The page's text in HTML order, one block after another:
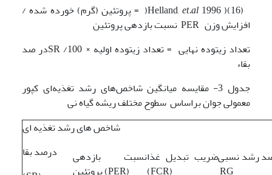
(16)( Helland,
et.al
1996( = پروتئین (گرم) خورده شده /
افزایش وزن PER نسبت بازدهی پروتئین
تعداد زیتوده نهایی = تعداد زیتوده اولیه × 100/ SRدر صد
بقاء
جدول 3- مقایسه میانگین شاخص‌های رشد تغذیه‌ای کپور
معمولی جوان براساس سطوح مختلف ریشه گیاه نی
شاخص های رشد تغذیه ای
درصد بقا
نسبت بازدهی
پروتئین (PER)
ضریب تبدیل غذا
(FCR)
رشد نسبی
RG